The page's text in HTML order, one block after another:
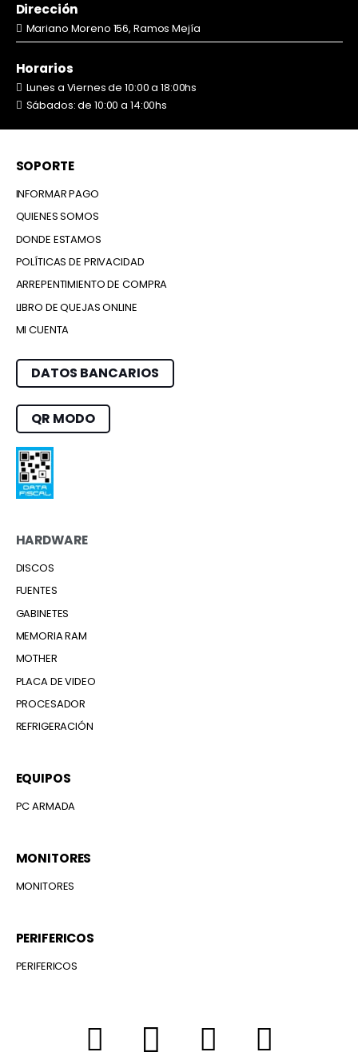
Dirección
Mariano Moreno 156, Ramos Mejía
Horarios
Lunes a Viernes de 10:00 a 18:00hs
Sábados: de 10:00 a 14:00hs
SOPORTE
INFORMAR PAGO
QUIENES SOMOS
DONDE ESTAMOS
POLÍTICAS DE PRIVACIDAD
ARREPENTIMIENTO DE COMPRA
LIBRO DE QUEJAS ONLINE
MI CUENTA
DATOS BANCARIOS
QR MODO
HARDWARE
DISCOS
FUENTES
GABINETES
MEMORIA RAM
MOTHER
PLACA DE VIDEO
PROCESADOR
REFRIGERACIÓN
EQUIPOS
PC ARMADA
MONITORES
MONITORES
PERIFERICOS
PERIFERICOS